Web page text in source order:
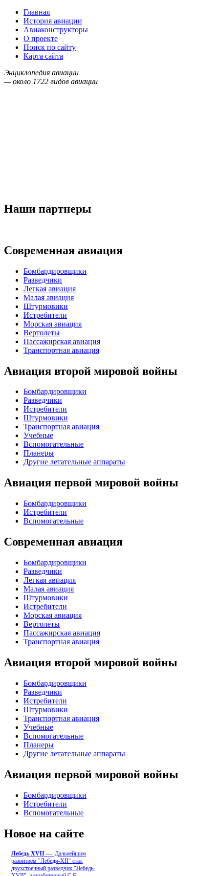
Главная
История авиации
Авиаконструкторы
О проекте
Поиск по сайту
Карта сайта
Энциклопедия авиации
— около 1722 видов авиации
Наши партнеры
Современная авиация
Бомбардировщики
Разведчики
Легкая авиация
Малая авиация
Штурмовики
Истребители
Морская авиация
Вертолеты
Пассажирская авиация
Транспортная авиация
Авиация второй мировой войны
Бомбардировщики
Разведчики
Истребители
Штурмовики
Транспортная авиация
Учебные
Вспомогательные
Планеры
Другие летательные аппараты
Авиация первой мировой войны
Бомбардировщики
Истребители
Вспомогательные
Современная авиация
Бомбардировщики
Разведчики
Легкая авиация
Малая авиация
Штурмовики
Истребители
Морская авиация
Вертолеты
Пассажирская авиация
Транспортная авиация
Авиация второй мировой войны
Бомбардировщики
Разведчики
Истребители
Штурмовики
Транспортная авиация
Учебные
Вспомогательные
Планеры
Другие летательные аппараты
Авиация первой мировой войны
Бомбардировщики
Истребители
Вспомогательные
Новое на сайте
Лебедь ХVII — Дальнейшим
развитием "Лебедя-ХII" стал
двухстоечный разведчик "Лебедь-